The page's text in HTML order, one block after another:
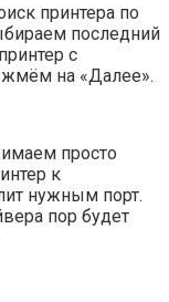
принтера по
последний
с
на «Далее».
просто
к
нужным порт.
пор будет